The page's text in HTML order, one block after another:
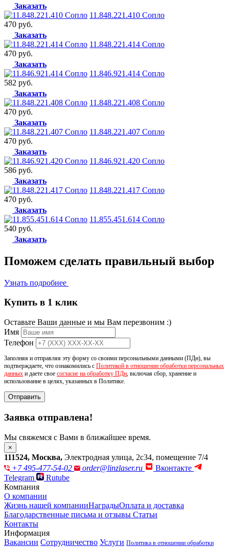
Заказать
11.848.221.410 Сопло
470 руб.
Заказать
11.848.221.414 Сопло
470 руб.
Заказать
11.846.921.414 Сопло
582 руб.
Заказать
11.848.221.408 Сопло
470 руб.
Заказать
11.848.221.407 Сопло
470 руб.
Заказать
11.846.921.420 Сопло
586 руб.
Заказать
11.848.221.417 Сопло
470 руб.
Заказать
11.855.451.614 Сопло
540 руб.
Заказать
Поможем сделать правильный выбор
Узнать подробнее
Купить в 1 клик
Оставьте Ваши данные и мы Вам перезвоним :)
Имя
Телефон
Заполняя и отправляя эту форму со своими персональными данными (ПДн), вы
подтверждаете, что ознакомились с Политикой в отношении обработки персональных
данных и даете свое согласие на обработку ПДн, включая сбор, хранение и
использование в целях, указанных в Политике.
Отправить
Заявка отправлена!
Мы свяжемся с Вами в ближайшее время.
×
111524, Москва, Электродная улица, 2с34, помещение 7/4
+7 495-477-54-02
order@linzlaser.ru
Вконтакте
Telegram
Rutube
Компания
О компании
Жизнь нашей компанииНаградыОплата и доставка
Благодарственные письма и отзывы Статьи
Контакты
Информация
Вакансии Сотрудничество Услуги Политика в отношении обработки